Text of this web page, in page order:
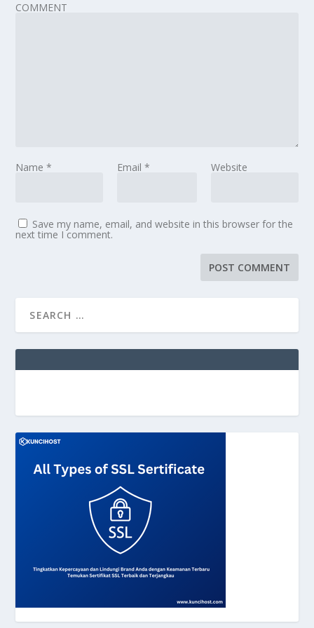
COMMENT
Name* Email * Website
Save my name, email, and website in this browser for the
next time I comment.